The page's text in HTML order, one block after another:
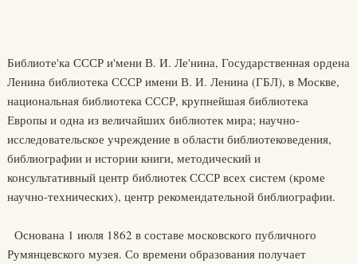
Библиоте'ка СССР и'мени В. И. Ле'нина, Государственная ордена
Ленина библиотека СССР имени В. И. Ленина (ГБЛ), в Москве,
национальная библиотека СССР, крупнейшая библиотека
Европы и одна из величайших библиотек мира; научно-
исследовательское учреждение в области библиотековедения,
библиографии и истории книги, методический и
консультативный центр библиотек СССР всех систем (кроме
научно-технических), центр рекомендательной библиографии.
Основана 1 июля 1862 в составе московского публичного
Румянцевского музея. Со времени образования получает